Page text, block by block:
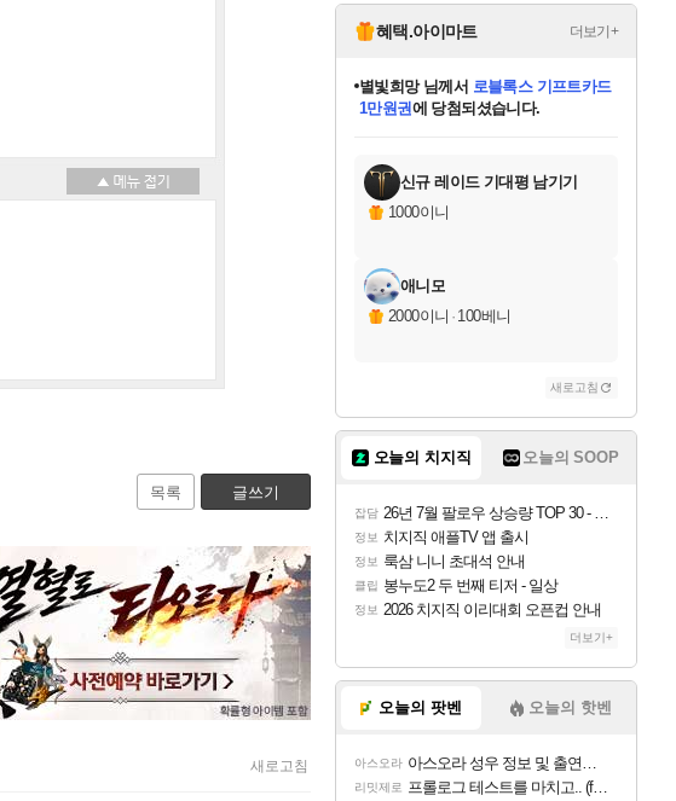
목록 글쓰기
새로고침
혜택.아이마트 더보기+
교환.
당첨되셨습니다.
당첨되셨습니다.
당첨되셨습니다.
별빛희망님께서 로블록스 기프트카드
1만원권에 당첨되셨습니다.
당첨되셨습니다.
당첨되셨습니다.
당첨되셨습니다.
당첨되셨습니다.
에디션 (스팀코드)를 교환.
당첨되셨습니다.
신규 레이드 기대평 남기기
1000이니
애니모
2000이니 · 100베니
새로고침
오늘의 치지직 오늘의 SOOP
잡담 26년 7월 팔로우 상승량 TOP 30 - 월간 치지직
정보 치지직 애플TV 앱 출시
정보 룩삼 니니 초대석 안내
클립 봉누도2 두 번째 티저 - 일상
정보 2026 치지직 이리대회 오픈컵 안내
더보기+
오늘의 팟벤 오늘의 핫벤
아스오라 아스오라 성우 정보 및 출연작 모음
리밋제로 프롤로그 테스트를 마치고.. (feat. 리아)